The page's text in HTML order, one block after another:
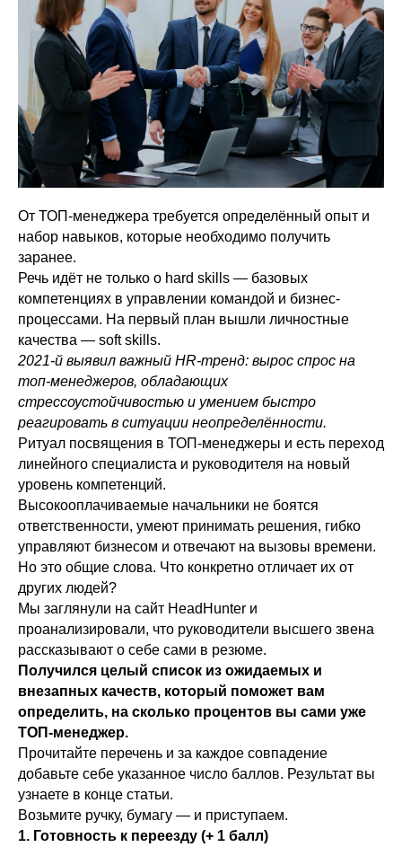
От ТОП-менеджера требуется определённый опыт и
набор навыков, которые необходимо получить
заранее.
Речь идёт не только о hard skills — базовых
компетенциях в управлении командой и бизнес-
процессами. На первый план вышли личностные
качества — soft skills.
2021-й выявил важный HR-тренд: вырос спрос на
топ-менеджеров, обладающих
стрессоустойчивостью и умением быстро
реагировать в ситуации неопределённости.
Ритуал посвящения в ТОП-менеджеры и есть переход
линейного специалиста и руководителя на новый
уровень компетенций.
Высокооплачиваемые начальники не боятся
ответственности, умеют принимать решения, гибко
управляют бизнесом и отвечают на вызовы времени.
Но это общие слова. Что конкретно отличает их от
других людей?
Мы заглянули на сайт HeadHunter и
проанализировали, что руководители высшего звена
рассказывают о себе сами в резюме.
Получился целый список из ожидаемых и
внезапных качеств, который поможет вам
определить, на сколько процентов вы сами уже
ТОП-менеджер.
Прочитайте перечень и за каждое совпадение
добавьте себе указанное число баллов. Результат вы
узнаете в конце статьи.
Возьмите ручку, бумагу — и приступаем.
1. Готовность к переезду (+ 1 балл)